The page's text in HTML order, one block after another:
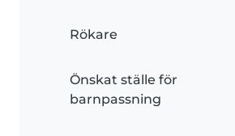
Rökare
Önskat ställe för
barnpassning